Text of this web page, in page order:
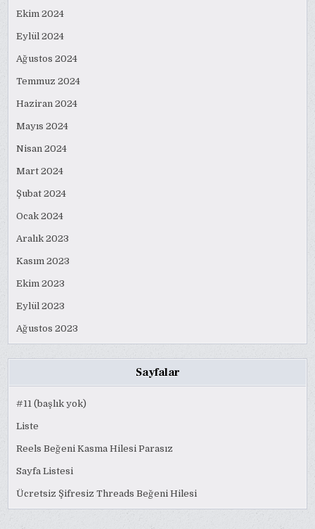
Ekim 2024
Eylül 2024
Ağustos 2024
Temmuz 2024
Haziran 2024
Mayıs 2024
Nisan 2024
Mart 2024
Şubat 2024
Ocak 2024
Aralık 2023
Kasım 2023
Ekim 2023
Eylül 2023
Ağustos 2023
Sayfalar
#11 (başlık yok)
Liste
Reels Beğeni Kasma Hilesi Parasız
Sayfa Listesi
Ücretsiz Şifresiz Threads Beğeni Hilesi